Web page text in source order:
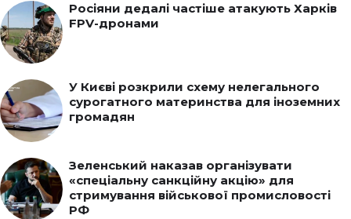
Росіяни дедалі частіше атакують Харків
FPV-дронами
У Києві розкрили схему нелегального
сурогатного материнства для іноземних
громадян
Зеленський наказав організувати
«спеціальну санкційну акцію» для
стримування військової промисловості
РФ